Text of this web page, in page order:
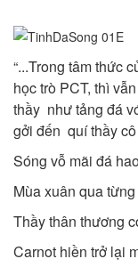
“...Trong tâm thức
học trò PCT, thì
thầy như tảng đá
gởi đến quí thầy
Sóng vỗ mãi đá
Mùa xuân qua
Thầy thân thương
Carnot hiền trở lại